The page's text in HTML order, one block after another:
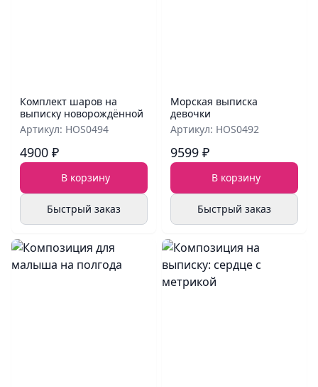
Комплект шаров на
выписку новорождённой
Артикул: HOS0494
4900 ₽
В корзину
Быстрый заказ
Морская выписка
девочки
Артикул: HOS0492
9599 ₽
В корзину
Быстрый заказ